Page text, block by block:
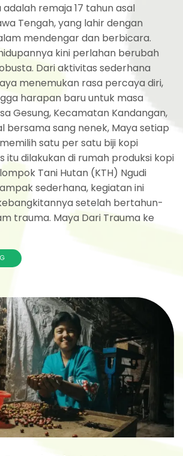
remaja 17 tahun asal
Tengah, yang lahir dengan
mendengar dan berbicara.
kini perlahan berubah
Dari aktivitas sederhana
menemukan rasa percaya diri,
harapan baru untuk masa
Gesung, Kecamatan Kandangan,
bersama sang nenek, Maya setiap
satu per satu biji kopi
itu dilakukan di rumah produksi kopi
Tani Hutan (KTH) Ngudi
sederhana, kegiatan ini
setelah bertahun-
trauma. Maya Dari Trauma ke